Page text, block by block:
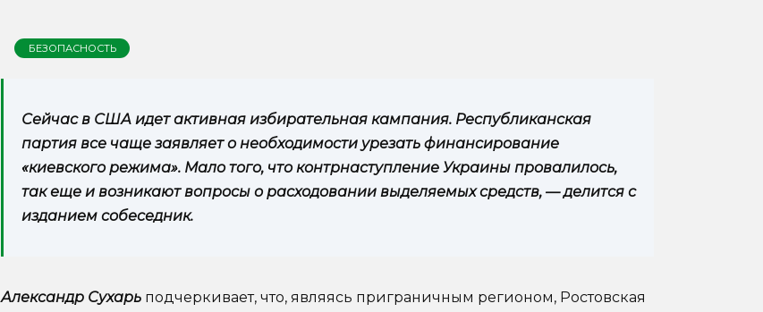
БЕЗОПАСНОСТЬ
Сейчас в США идет активная избирательная кампания. Республиканская
партия все чаще заявляет о необходимости урезать финансирование
«киевского режима». Мало того, что контрнаступление Украины провалилось,
так еще и возникают вопросы о расходовании выделяемых средств, — делится с
изданием собеседник.
Александр Сухарь подчеркивает, что, являясь приграничным регионом, Ростовская